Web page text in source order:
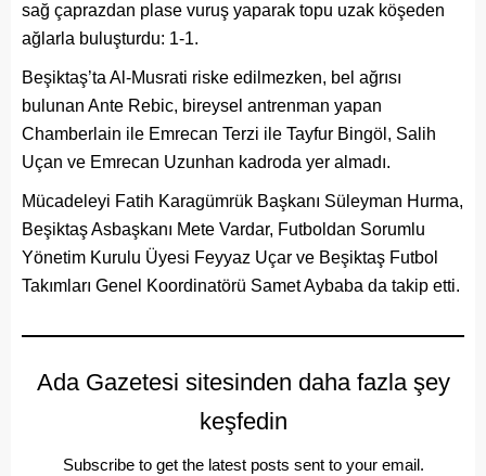
sağ çaprazdan plase vuruş yaparak topu uzak köşeden
ağlarla buluşturdu: 1-1.
Beşiktaş’ta Al-Musrati riske edilmezken, bel ağrısı
bulunan Ante Rebic, bireysel antrenman yapan
Chamberlain ile Emrecan Terzi ile Tayfur Bingöl, Salih
Uçan ve Emrecan Uzunhan kadroda yer almadı.
Mücadeleyi Fatih Karagümrük Başkanı Süleyman Hurma,
Beşiktaş Asbaşkanı Mete Vardar, Futboldan Sorumlu
Yönetim Kurulu Üyesi Feyyaz Uçar ve Beşiktaş Futbol
Takımları Genel Koordinatörü Samet Aybaba da takip etti.
Ada Gazetesi sitesinden daha fazla şey
keşfedin
Subscribe to get the latest posts sent to your email.